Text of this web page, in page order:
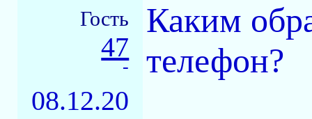
Гость
47
-
08.12.20
Каким
телефон?